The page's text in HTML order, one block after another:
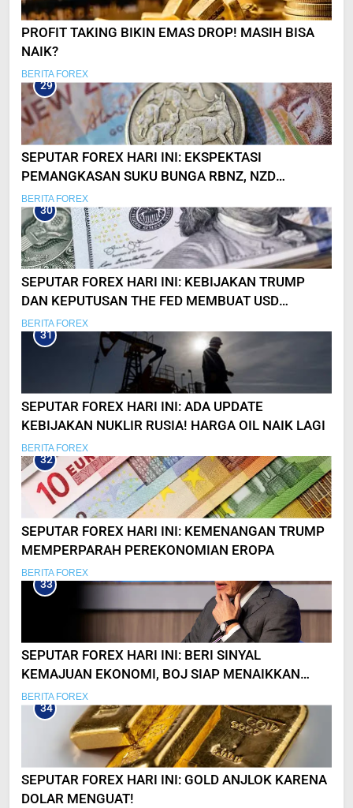
PROFIT TAKING BIKIN EMAS DROP! MASIH BISA
NAIK?
BERITA FOREX
29
SEPUTAR FOREX HARI INI: EKSPEKTASI
PEMANGKASAN SUKU BUNGA RBNZ, NZD
ANJLOK!
BERITA FOREX
30
SEPUTAR FOREX HARI INI: KEBIJAKAN TRUMP
DAN KEPUTUSAN THE FED MEMBUAT USD
MENGUAT!
BERITA FOREX
31
SEPUTAR FOREX HARI INI: ADA UPDATE
KEBIJAKAN NUKLIR RUSIA! HARGA OIL NAIK LAGI
BERITA FOREX
32
SEPUTAR FOREX HARI INI: KEMENANGAN TRUMP
MEMPERPARAH PEREKONOMIAN EROPA
BERITA FOREX
33
SEPUTAR FOREX HARI INI: BERI SINYAL
KEMAJUAN EKONOMI, BOJ SIAP MENAIKKAN
SUKU BUNGA?
BERITA FOREX
34
SEPUTAR FOREX HARI INI: GOLD ANJLOK KARENA
DOLAR MENGUAT!